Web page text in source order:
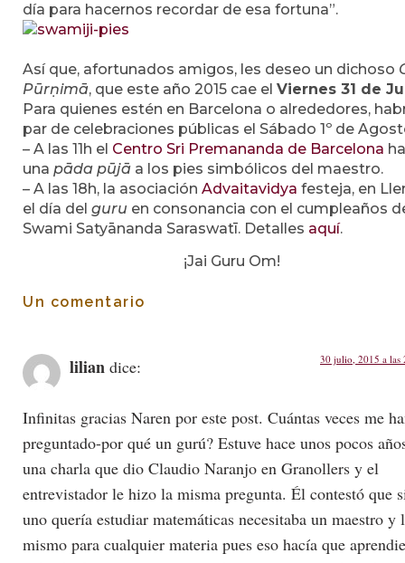
día para hacernos recordar de esa fortuna”.
Así que, afortunados amigos, les deseo un dichoso
Pūrṇimā, que este año 2015 cae el Viernes 31 de
Para quienes estén en Barcelona o alrededores,
par de celebraciones públicas el Sábado 1º de
– A las 11h el Centro Sri Premananda de Barcelona
una pāda pūjā a los pies simbólicos del maestro.
– A las 18h, la asociación Advaitavidya festeja, en
el día del guru en consonancia con el cumpleaños
Swami Satyānanda Saraswatī. Detalles aquí.
¡Jai Guru Om!
Un comentario
lilian dice: 30 julio, 2015 a las
Infinitas gracias Naren por este post. Cuántas veces me
preguntado-por qué un gurú? Estuve hace unos pocos
una charla que dio Claudio Naranjo en Granollers y el
entrevistador le hizo la misma pregunta. Él contestó que
uno quería estudiar matemáticas necesitaba un maestro y
mismo para cualquier materia pues eso hacía que